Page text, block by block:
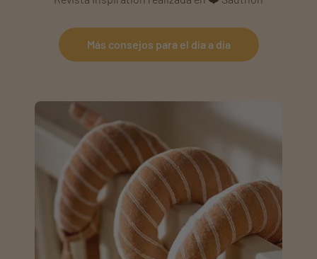
Más consejos para el día a día